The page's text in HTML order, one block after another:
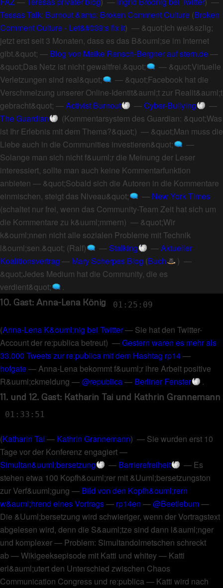
Tessas Talk: Burnout &amp; Broken Comment Culture (Broken
Comment Culture - Let&#039;s fix it) — &quot;Ich wei&szlig;
jetzt erst seit 3 Monaten, dass es das B&ouml;se im Internet
gibt.&quot; — Blog von Meike Rensch-Bergner auf stern.de—
&quot;Das Netz ist nicht gewaltfrei.&quot;
— &quot;Virtuelle
Verletzungen sind real&quot;
— &quot;Facebook hat die
Verschmelzung unserer Online-Identit&auml;t zur Realit&auml;t
gebracht&quot; —Activist Burnout —Cyber-Bullying
—
The Guardian
(Kommentarsystem des Guardian: &quot;Was
ist Ihr Erlebnis mit dem Thema?&quot;) — &quot;Man muss die
Liebe auch in die Communities investieren&quot;
—
Solange man sich nicht f&uuml;r die Meinung der Leser
interessiert, sollte man auch keine Kommentarfunktion
anbieten — &quot;Sobald sich die Autoren in die Kommentare
einmischen, steigt das Niveau&quot;
— New York Times
(schaltet nur frei, wenn das Community-Team Zeit hat sich um
die Kommentare zu k&uuml;mmern) — &quot;Wir
k&ouml;nnen nicht alle sozialen Probleme mit Technik
l&ouml;sen.&quot; (Ralf)
—Stalking —Aktueller
Koalitionsvertrag — Mary Scherpes Blog (Buch
) —
&quot;Jedes Medium hat die Community, die es
verdient&quot;
.
10. Gast: Anna-Lena König 01:25:09
(Anna-Lena K&ouml;nig bei Twitter— Sie hat den Twitter-
Account der re:publica betreut) —Gestern waren es mehr als
33.000 Tweets zur re:publica mit dem Hashtag rp14—
hofgate—Anna-Lena bekommt f&uuml;r ihre Arbeit positive
R&uuml;ckmeldung —@republica— Berliner Fenster .
11. und 12. Gast: Katharin Tai und Kathrin Grannemann
01:33:51
(Katharin Tai — Kathrin Grannemann) — Sie wurden erst 10
Tage vor der Konferenz engagiert—
Simultan&uuml;bersetzung
— Barrierefreiheit — Es
stehen etwa 100 Kopfh&ouml;rer mit &Uuml;bersetzungston
zur Verf&uuml;gung — Bild von den Kopfh&ouml;rern
w&auml;hrend eines Vortrags— rp14en —@Beetlebum—
Die &Uuml;bersetzung wird schwieriger, wenn der Vortragstext
abgelesen wird, denn die S&auml;tze sind dann l&auml;nger
und komplexer— Problem: Simultandolmetschen schreckt
ab —Wikigeeksepisode mit Katti und whitey— Katti
erl&auml;utert den Unterschied zwischen Chaos
Communication Congress und re:publica— Katti wird nach